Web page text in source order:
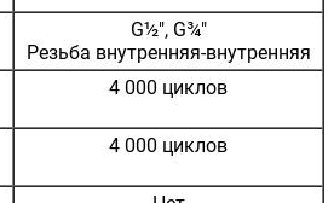
G½", G¾"
Резьба внутренняя-внутренняя
4 000 циклов
4 000 циклов